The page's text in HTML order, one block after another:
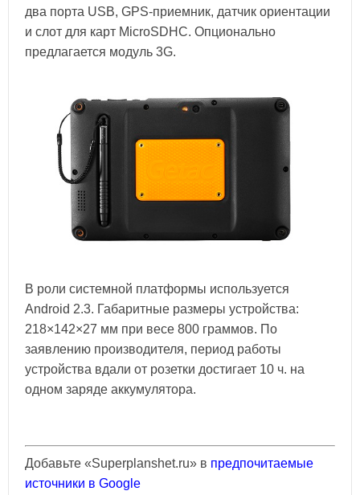
два порта USB, GPS-приемник, датчик ориентации
и слот для карт MicroSDHC. Опционально
предлагается модуль 3G.
В роли системной платформы используется
Android 2.3. Габаритные размеры устройства:
218×142×27 мм при весе 800 граммов. По
заявлению производителя, период работы
устройства вдали от розетки достигает 10 ч. на
одном заряде аккумулятора.
Добавьте «Superplanshet.ru» в предпочитаемые
источники в Google